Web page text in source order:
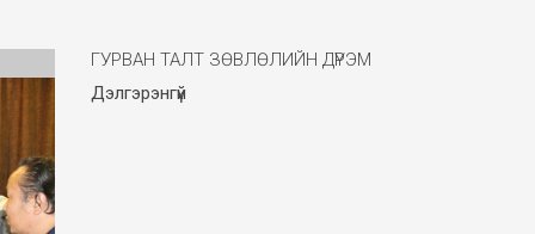
ГУРВАН ТАЛТ ЗӨВЛӨЛИЙН ДҮРЭМ
Дэлгэрэнгүй